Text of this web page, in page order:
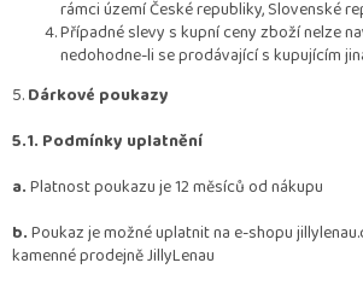
rámci území České republiky, Slovenské
Případné slevy s kupní ceny zboží nelze
nedohodne-li se prodávající s kupujícím
5.Dárkové poukazy
5.1. Podmínky uplatnění
a.Platnost poukazu je 12 měsíců od nákupu
b.Poukaz je možné uplatnit na e-shopu
kamenné prodejně JillyLenau